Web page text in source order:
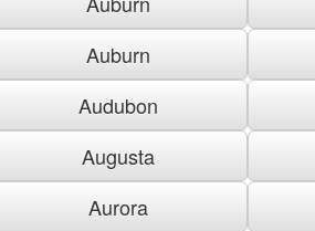
Auburn
Audubon
Augusta
Aurora